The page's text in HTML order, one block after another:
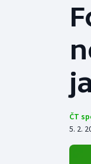
Hokej
Tenis
Atletika
ČT
5. 2.